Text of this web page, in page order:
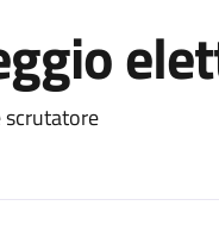
scrutatore